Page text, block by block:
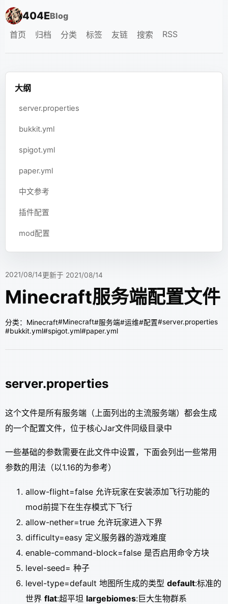
404EBlog
首页
归档 分类 标签 友链 搜索 RSS
2021/08/14更新于 2021/08/14
Minecraft服务端配置文件
分类：Minecraft#Minecraft#服务端#运维#配置#server.properties
#bukkit.yml#spigot.yml#paper.yml
server.properties
这个文件是所有服务端（上面列出的主流服务端）都会生成
的一个配置文件，位于核心Jar文件同级目录中
一些基础的参数需要在此文件中设置，下面会列出一些常用
参数的用法（以1.16的为参考）
allow-flight=false 允许玩家在安装添加飞行功能的
mod前提下在生存模式下飞行
allow-nether=true 允许玩家进入下界
difficulty=easy 定义服务器的游戏难度
enable-command-block=false 是否启用命令方块
level-seed= 种子
level-type=default 地图所生成的类型 default:标准的
世界 flat:超平坦 largebiomes:巨大生物群系
大纲
server.properties
bukkit.yml
spigot.yml
paper.yml
中文参考
插件配置
mod配置